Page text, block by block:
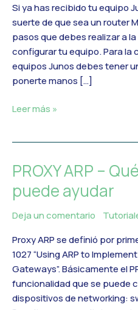
Si ya has recibido tu equipo
suerte de que sea un router
pasos que debes realizar a
configurar tu equipo. Para la
equipos Junos debes tener
ponerte manos […]
Juniper
de
la
serie
MX
Leer más »
PROXY ARP –
puede ayudar
Deja un comentario
Proxy ARP se definió por
1027 “Using ARP to
Gateways”. Básicamente el
funcionalidad que se puede
dispositivos de networking:
PROXY
–
Qué
y
cómo
me
puede
ayudar